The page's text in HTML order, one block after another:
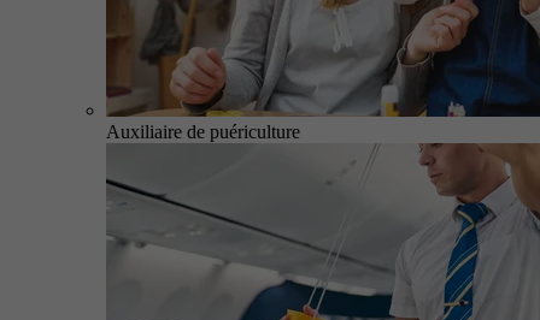
Auxiliaire de puériculture